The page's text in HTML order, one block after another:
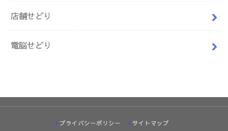
店舗せどり
電脳せどり
プライバシーポリシー サイトマップ